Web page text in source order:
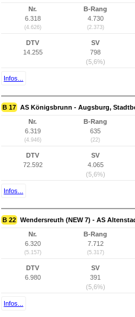
Nr.
6.318
(4.626)
B-Rang
4.730
(2.373)
DTV
14.255
SV
798
(5,6%)
Infos...
B 17 AS Königsbrunn - Augsburg,
Nr.
6.319
(4.946)
B-Rang
635
(22)
DTV
72.592
SV
4.065
(5,6%)
Infos...
B 22 Wendersreuth (NEW 7) - AS
Nr.
6.320
(5.157)
B-Rang
7.712
(5.317)
DTV
6.980
SV
391
(5,6%)
Infos...